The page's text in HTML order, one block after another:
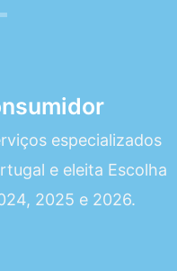
especializados
e eleita Escolha
2025 e 2026.